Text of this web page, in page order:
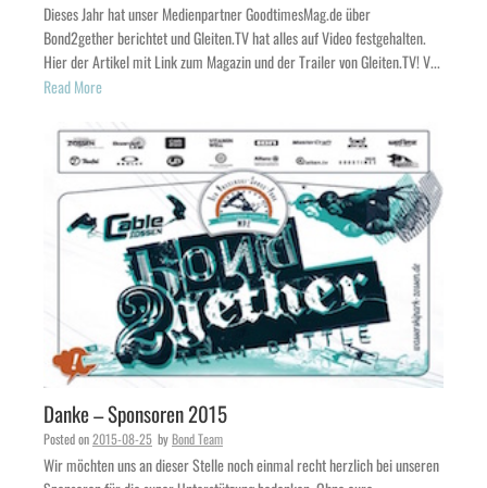
Dieses Jahr hat unser Medienpartner GoodtimesMag.de über
Bond2gether berichtet und Gleiten.TV hat alles auf Video festgehalten.
Hier der Artikel mit Link zum Magazin und der Trailer von Gleiten.TV! V...
Read More
Danke – Sponsoren 2015
Posted on2015-08-25 byBond Team
Wir möchten uns an dieser Stelle noch einmal recht herzlich bei unseren